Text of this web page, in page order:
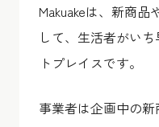
Makuakeは、新商
して、生活者がい
トプレイスです。
事業者は企画中の新